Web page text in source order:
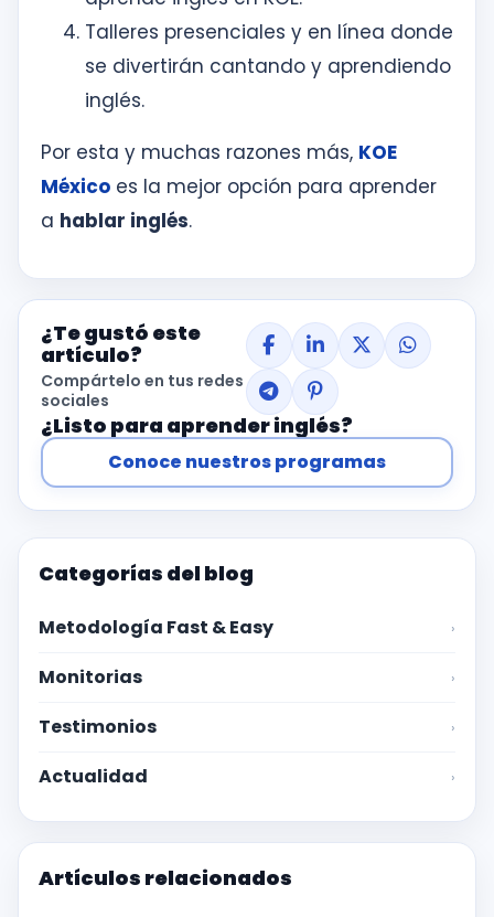
Talleres presenciales y en línea donde
se divertirán cantando y aprendiendo
inglés.
Por esta y muchas razones más, KOE
México es la mejor opción para aprender
a hablar inglés.
¿Te gustó este
artículo?
Compártelo en tus redes
sociales
¿Listo para aprender inglés?
Conoce nuestros programas
Categorías del blog
Metodología Fast & Easy ›
Monitorias ›
Testimonios ›
Actualidad ›
Artículos relacionados